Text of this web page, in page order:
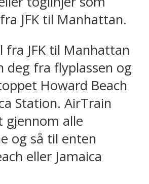
JFK til Manhattan.
fra JFK til Manhattan
deg fra flyplassen og
Howard Beach
Station. AirTrain
gjennom alle
og så til enten
eller Jamaica